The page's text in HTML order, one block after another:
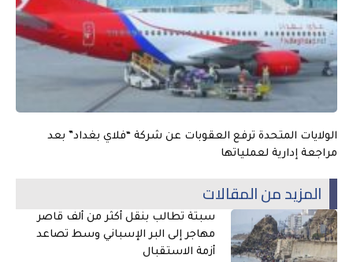
الولايات المتحدة ترفع العقوبات عن شركة “فلاي بغداد” بعد
مراجعة إدارية لعملياتها
المزيد من المقالات
سبتة تطالب بنقل أكثر من ألف قاصر
مهاجر إلى البر الإسباني وسط تصاعد
أزمة الاستقبال